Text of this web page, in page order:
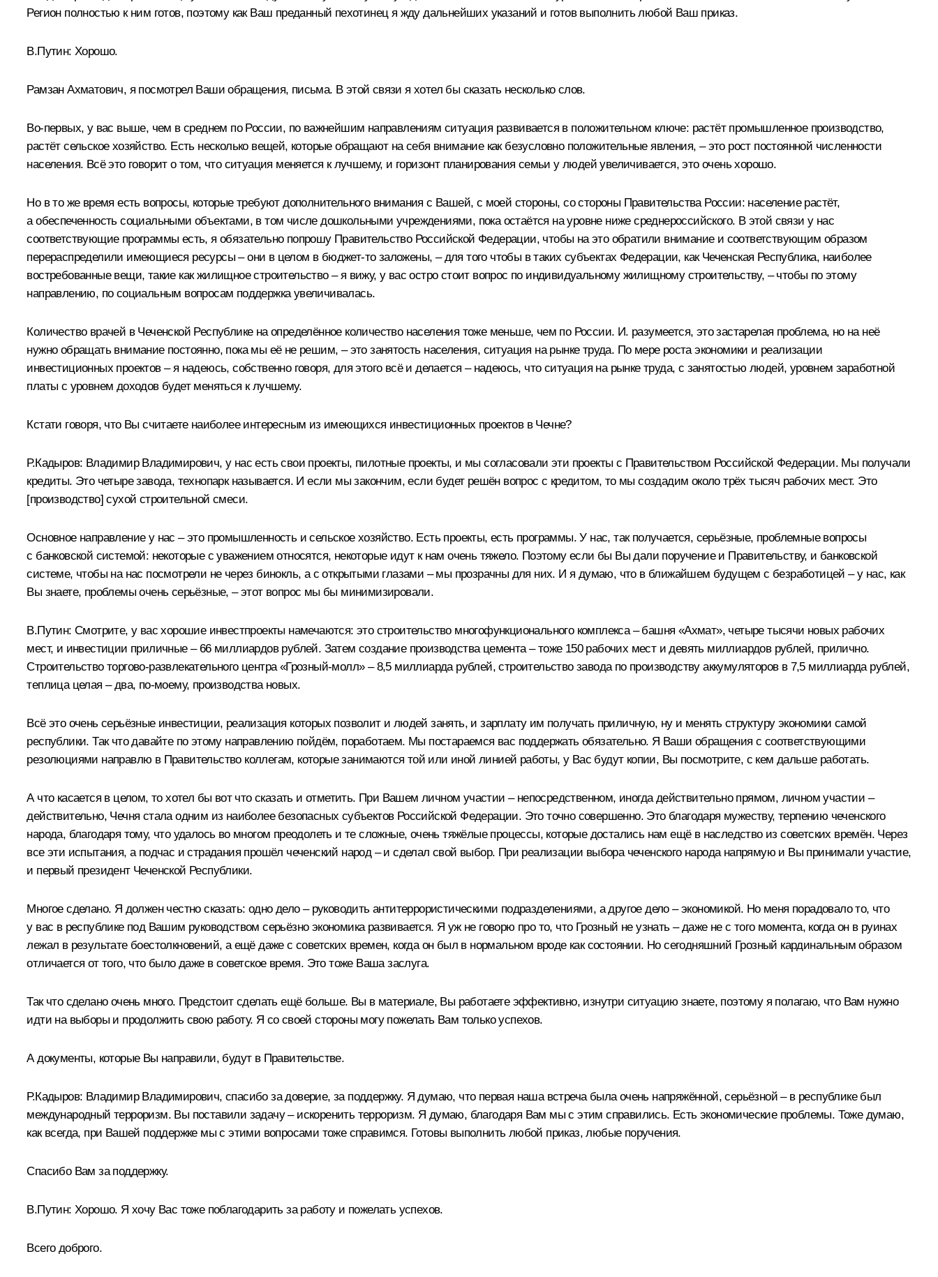
Регион полностью к ним готов, поэтому как Ваш преданный пехотинец я жду дальнейших указаний и готов выполнить любой Ваш приказ.
В.Путин: Хорошо.
Рамзан Ахматович, я посмотрел Ваши обращения, письма. В этой связи я хотел бы сказать несколько слов.
Во-первых, у вас выше, чем в среднем по России, по важнейшим направлениям ситуация развивается в положительном ключе: растёт промышленное производство,
растёт сельское хозяйство. Есть несколько вещей, которые обращают на себя внимание как безусловно положительные явления, – это рост постоянной численности
населения. Всё это говорит о том, что ситуация меняется к лучшему, и горизонт планирования семьи у людей увеличивается, это очень хорошо.
Но в то же время есть вопросы, которые требуют дополнительного внимания с Вашей, с моей стороны, со стороны Правительства России: население растёт,
а обеспеченность социальными объектами, в том числе дошкольными учреждениями, пока остаётся на уровне ниже среднероссийского. В этой связи у нас
соответствующие программы есть, я обязательно попрошу Правительство Российской Федерации, чтобы на это обратили внимание и соответствующим образом
перераспределили имеющиеся ресурсы – они в целом в бюджет-то заложены, – для того чтобы в таких субъектах Федерации, как Чеченская Республика, наиболее
востребованные вещи, такие как жилищное строительство – я вижу, у вас остро стоит вопрос по индивидуальному жилищному строительству, – чтобы по этому
направлению, по социальным вопросам поддержка увеличивалась.
Количество врачей в Чеченской Республике на определённое количество населения тоже меньше, чем по России. И. разумеется, это застарелая проблема, но на неё
нужно обращать внимание постоянно, пока мы её не решим, – это занятость населения, ситуация на рынке труда. По мере роста экономики и реализации
инвестиционных проектов – я надеюсь, собственно говоря, для этого всё и делается – надеюсь, что ситуация на рынке труда, с занятостью людей, уровнем заработной
платы с уровнем доходов будет меняться к лучшему.
Кстати говоря, что Вы считаете наиболее интересным из имеющихся инвестиционных проектов в Чечне?
Р.Кадыров: Владимир Владимирович, у нас есть свои проекты, пилотные проекты, и мы согласовали эти проекты с Правительством Российской Федерации. Мы получали
кредиты. Это четыре завода, технопарк называется. И если мы закончим, если будет решён вопрос с кредитом, то мы создадим около трёх тысяч рабочих мест. Это
[производство] сухой строительной смеси.
Основное направление у нас – это промышленность и сельское хозяйство. Есть проекты, есть программы. У нас, так получается, серьёзные, проблемные вопросы
с банковской системой: некоторые с уважением относятся, некоторые идут к нам очень тяжело. Поэтому если бы Вы дали поручение и Правительству, и банковской
системе, чтобы на нас посмотрели не через бинокль, а с открытыми глазами – мы прозрачны для них. И я думаю, что в ближайшем будущем с безработицей – у нас, как
Вы знаете, проблемы очень серьёзные, – этот вопрос мы бы минимизировали.
В.Путин: Смотрите, у вас хорошие инвестпроекты намечаются: это строительство многофункционального комплекса – башня «Ахмат», четыре тысячи новых рабочих
мест, и инвестиции приличные – 66 миллиардов рублей. Затем создание производства цемента – тоже 150 рабочих мест и девять миллиардов рублей, прилично.
Строительство торгово-развлекательного центра «Грозный-молл» – 8,5 миллиарда рублей, строительство завода по производству аккумуляторов в 7,5 миллиарда рублей,
теплица целая – два, по-моему, производства новых.
Всё это очень серьёзные инвестиции, реализация которых позволит и людей занять, и зарплату им получать приличную, ну и менять структуру экономики самой
республики. Так что давайте по этому направлению пойдём, поработаем. Мы постараемся вас поддержать обязательно. Я Ваши обращения с соответствующими
резолюциями направлю в Правительство коллегам, которые занимаются той или иной линией работы, у Вас будут копии, Вы посмотрите, с кем дальше работать.
А что касается в целом, то хотел бы вот что сказать и отметить. При Вашем личном участии – непосредственном, иногда действительно прямом, личном участии –
действительно, Чечня стала одним из наиболее безопасных субъектов Российской Федерации. Это точно совершенно. Это благодаря мужеству, терпению чеченского
народа, благодаря тому, что удалось во многом преодолеть и те сложные, очень тяжёлые процессы, которые достались нам ещё в наследство из советских времён. Через
все эти испытания, а подчас и страдания прошёл чеченский народ – и сделал свой выбор. При реализации выбора чеченского народа напрямую и Вы принимали участие,
и первый президент Чеченской Республики.
Многое сделано. Я должен честно сказать: одно дело – руководить антитеррористическими подразделениями, а другое дело – экономикой. Но меня порадовало то, что
у вас в республике под Вашим руководством серьёзно экономика развивается. Я уж не говорю про то, что Грозный не узнать – даже не с того момента, когда он в руинах
лежал в результате боестолкновений, а ещё даже с советских времен, когда он был в нормальном вроде как состоянии. Но сегодняшний Грозный кардинальным образом
отличается от того, что было даже в советское время. Это тоже Ваша заслуга.
Так что сделано очень много. Предстоит сделать ещё больше. Вы в материале, Вы работаете эффективно, изнутри ситуацию знаете, поэтому я полагаю, что Вам нужно
идти на выборы и продолжить свою работу. Я со своей стороны могу пожелать Вам только успехов.
А документы, которые Вы направили, будут в Правительстве.
Р.Кадыров: Владимир Владимирович, спасибо за доверие, за поддержку. Я думаю, что первая наша встреча была очень напряжённой, серьёзной – в республике был
международный терроризм. Вы поставили задачу – искоренить терроризм. Я думаю, благодаря Вам мы с этим справились. Есть экономические проблемы. Тоже думаю,
как всегда, при Вашей поддержке мы с этими вопросами тоже справимся. Готовы выполнить любой приказ, любые поручения.
Спасибо Вам за поддержку.
В.Путин: Хорошо. Я хочу Вас тоже поблагодарить за работу и пожелать успехов.
Всего доброго.